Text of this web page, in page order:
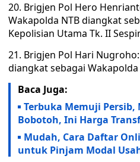
20. Brigjen Pol Hero
Wakapolda NTB diangkat
Kepolisian Utama Tk. II
21. Brigjen Pol Hari
diangkat sebagai Wakapolda
Baca Juga:
Terbuka Memuji
Bobotoh, Ini Harga
Mudah, Cara Daftar
untuk Pinjam Modal